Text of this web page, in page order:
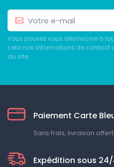
Vous pouvez vous désinscrire à
cela nos informations de contact
du site.
Paiement Carte
Sans frais, livraison
Expédition sous